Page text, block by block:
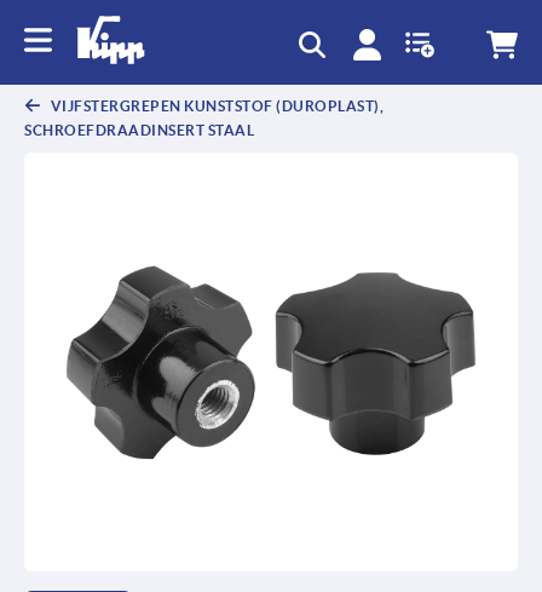
VIJFSTERGREPEN KUNSTSTOF (DUROPLAST),
SCHROEFDRAADINSERT STAAL